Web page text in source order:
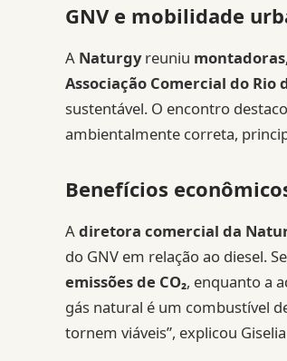
GNV e mobilidade
A Naturgyreuniu
Associação Comercial do Rio
sustentável. O encontro
ambientalmente correta,
Benefícios
Adiretora comercial da
do GNV em relação ao diesel.
emissões de CO₂, enquanto a
gás natural é um combustível
tornem viáveis”, explicou